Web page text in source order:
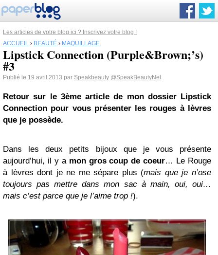
Les articles de votre blog ici ? Inscrivez votre blog !
ACCUEIL › BEAUTÉ › MAQUILLAGE
Lipstick Connection (Purple&Brown;’s)
#3
Publié le 19 avril 2013 par Speakbeauty @SpeakBeautyNel
Retour sur le 3ème article de mon dossier Lipstick
Connection pour vous présenter les rouges à lèvres
que je possède.
Dans les deux petits bijoux que je vous présente
aujourd’hui, il y amon gros coup de coeur… Le Rouge
à lèvres dont je ne me sépare plus (mais que je n’ose
toujours pas mettre dans mon sac à main, oui, oui…
mais c’est parce que je l’aime trop !).